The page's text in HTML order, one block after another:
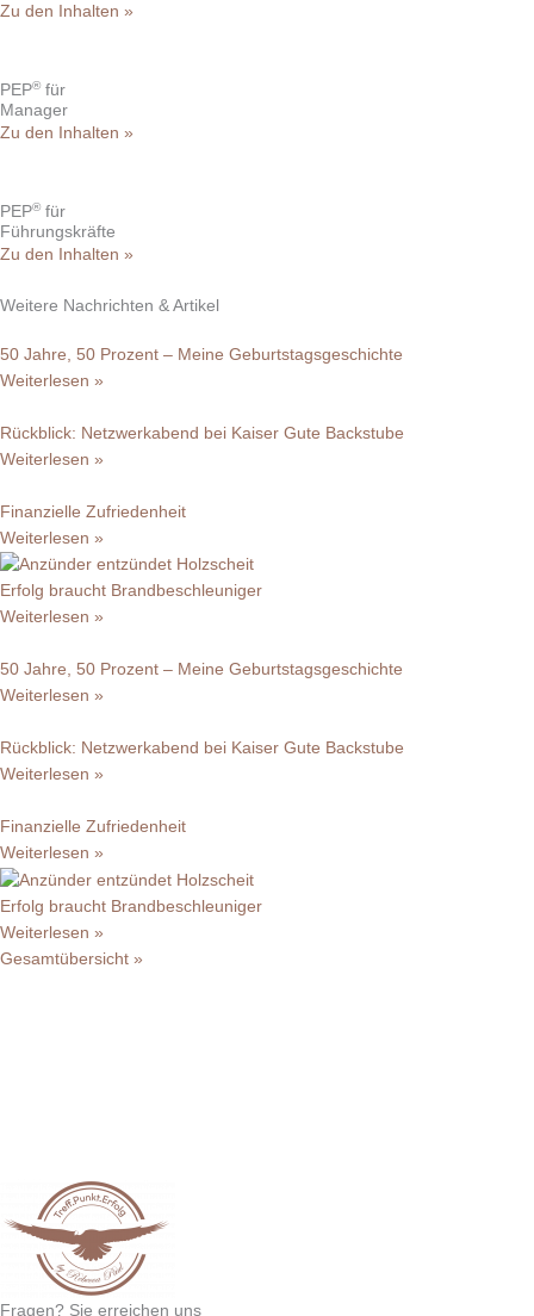
Zu den Inhalten »
PEP® für
Manager
Zu den Inhalten »
PEP® für
Führungskräfte
Zu den Inhalten »
Weitere Nachrichten & Artikel
50 Jahre, 50 Prozent – Meine Geburtstagsgeschichte
Weiterlesen »
Rückblick: Netzwerkabend bei Kaiser Gute Backstube
Weiterlesen »
Finanzielle Zufriedenheit
Weiterlesen »
Erfolg braucht Brandbeschleuniger
Weiterlesen »
50 Jahre, 50 Prozent – Meine Geburtstagsgeschichte
Weiterlesen »
Rückblick: Netzwerkabend bei Kaiser Gute Backstube
Weiterlesen »
Finanzielle Zufriedenheit
Weiterlesen »
Erfolg braucht Brandbeschleuniger
Weiterlesen »
Gesamtübersicht »
Fragen? Sie erreichen uns